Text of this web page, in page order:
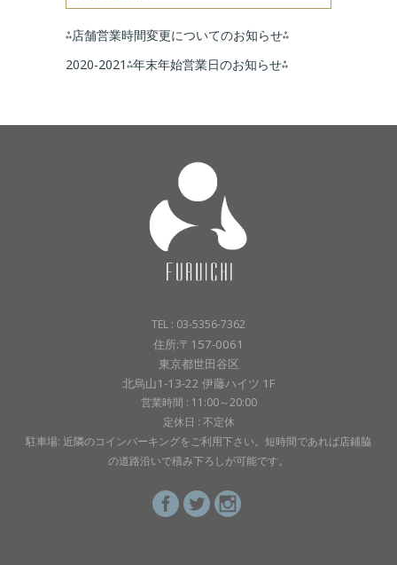
⁂店舗営業時間変更についてのお知らせ⁂
2020-2021⁂年末年始営業日のお知らせ⁂
TEL : 03-5356-7362
住所:〒157-0061
東京都世田谷区
北烏山1-13-22 伊藤ハイツ 1F
営業時間 : 11:00～20:00
定休日 : 不定休
駐車場: 近隣のコインパーキングをご利用下さい。短時間であれば店鋪脇
の道路沿いで積み下ろしが可能です。